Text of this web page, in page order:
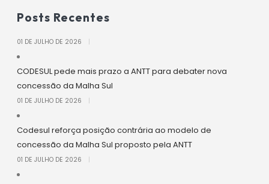
Posts Recentes
01 DE JULHO DE 2026
CODESUL pede mais prazo a ANTT para debater nova
concessão da Malha Sul
01 DE JULHO DE 2026
Codesul reforça posição contrária ao modelo de
concessão da Malha Sul proposto pela ANTT
01 DE JULHO DE 2026